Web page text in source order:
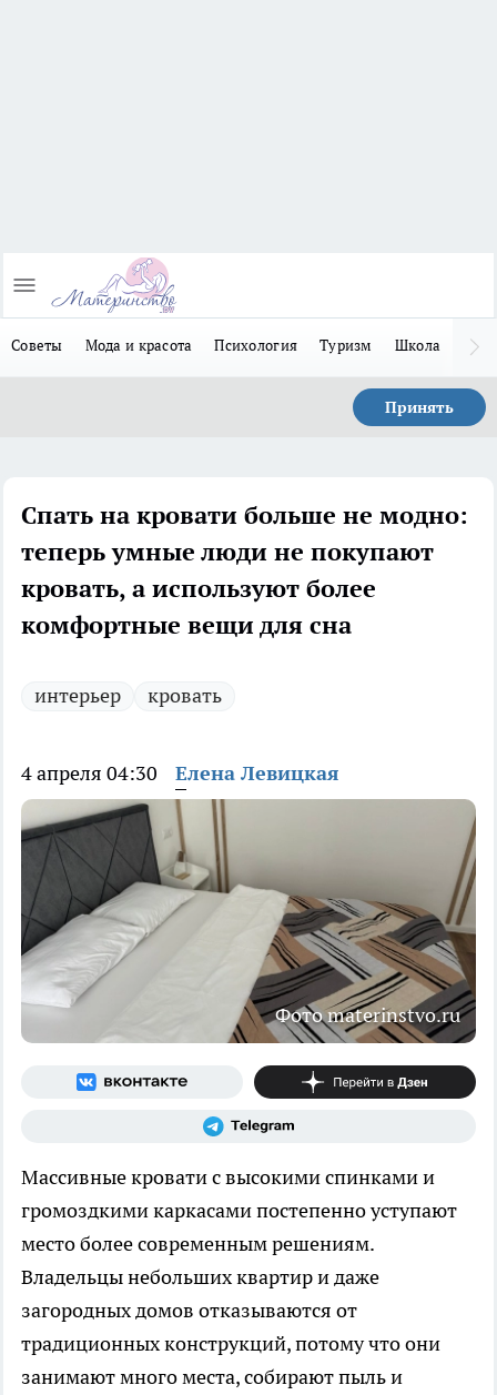
Советы Мода и красота Психология Туризм Школа
Принять
Спать на кровати больше не модно:
теперь умные люди не покупают
кровать, а используют более
комфортные вещи для сна
интерьер кровать
4 апреля 04:30 Елена Левицкая
Фото materinstvo.ru
Массивные кровати с высокими спинками и
громоздкими каркасами постепенно уступают
место более современным решениям.
Владельцы небольших квартир и даже
загородных домов отказываются от
традиционных конструкций, потому что они
занимают много места, собирают пыль и